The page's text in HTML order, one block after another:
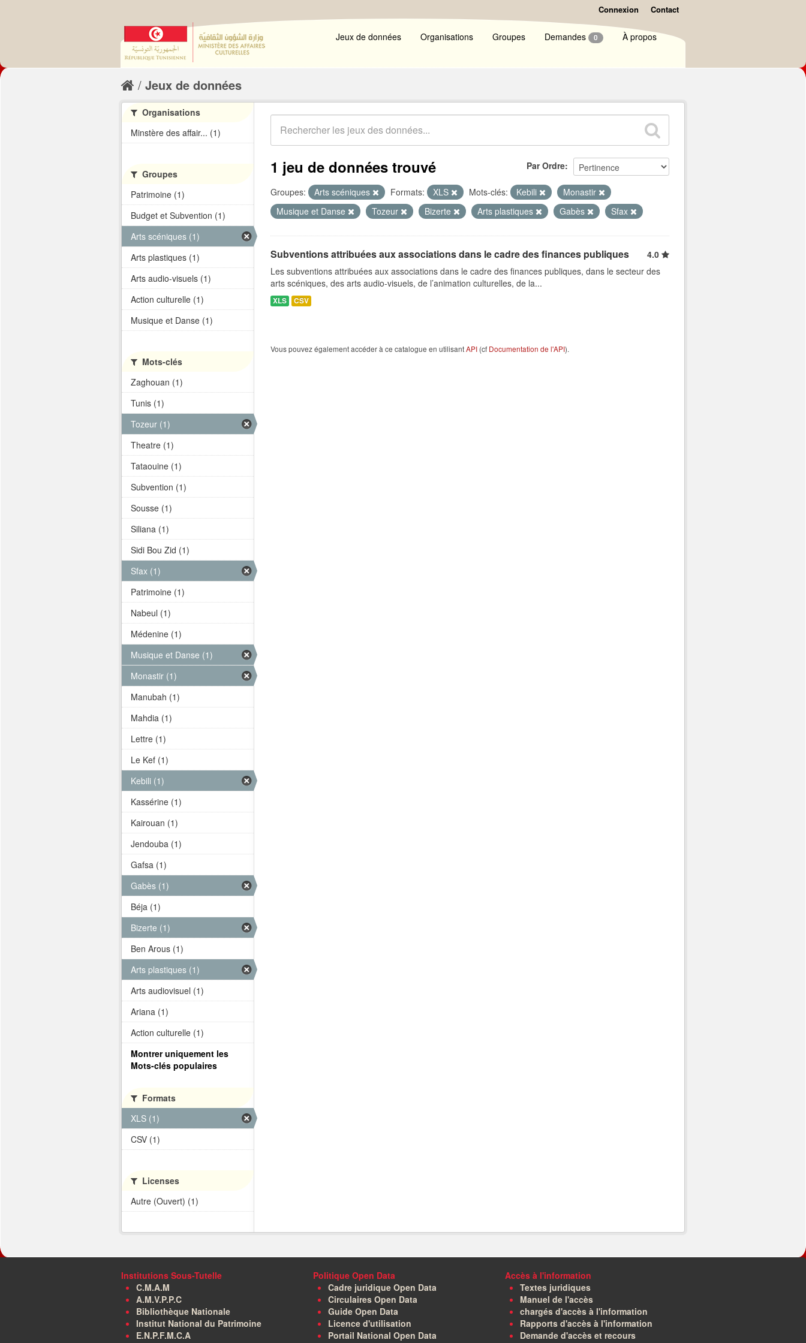
Connexion Contact
Jeux de données Organisations Groupes Demandes 0 À propos
Jeux de données
Par Ordre
1 jeu de données trouvé
Groupes: Arts scéniques Formats: XLS Mots-clés: Kebili
Monastir
Musique et Danse
Tozeur Bizerte Arts plastiques Gabès Sfax
Subventions attribuées aux associations dans le cadre des finances publiques
4.0
Les subventions attribuées aux associations dans le cadre des finances publiques, dans le secteur des
arts scéniques, des arts audio-visuels, de l’animation culturelles, de la...
XLS CSV
Vous pouvez également accéder à ce catalogue en utilisantAPI (cf Documentation de l'API).
Organisations
Minstère des affair... (1)
Groupes
Patrimoine (1)
Budget et Subvention (1)
Arts scéniques (1)
Arts plastiques (1)
Arts audio-visuels (1)
Action culturelle (1)
Musique et Danse (1)
Mots-clés
Zaghouan (1)
Tunis (1)
Tozeur (1)
Theatre (1)
Tataouine (1)
Subvention (1)
Sousse (1)
Siliana (1)
Sidi Bou Zid (1)
Sfax (1)
Patrimoine (1)
Nabeul (1)
Médenine (1)
Musique et Danse (1)
Monastir (1)
Manubah (1)
Mahdia (1)
Lettre (1)
Le Kef (1)
Kebili (1)
Kassérine (1)
Kairouan (1)
Jendouba (1)
Gafsa (1)
Gabès (1)
Béja (1)
Bizerte (1)
Ben Arous (1)
Arts plastiques (1)
Arts audiovisuel (1)
Ariana (1)
Action culturelle (1)
Montrer uniquement les
Mots-clés populaires
Formats
XLS (1)
CSV (1)
Licenses
Autre (Ouvert) (1)
Institutions Sous-Tutelle
C.M.A.M
A.M.V.P.P.C
Bibliothèque Nationale
Institut National du Patrimoine
E.N.P.F.M.C.A
Politique Open Data
Cadre juridique Open Data
Circulaires Open Data
Guide Open Data
Licence d'utilisation
Portail National Open Data
Accès à l'information
Textes juridiques
Manuel de l'accès
chargés d'accès à l'information
Rapports d'accès à l'information
Demande d'accès et recours